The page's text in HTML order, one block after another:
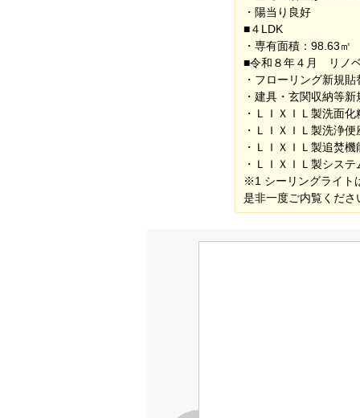
・陽当り良好
■４LDK
・専有面積：98.63㎡
■令和８年４月 リノ
・フローリン
・建具・玄関収納
・ＬＩＸＩＬ製洗
・ＬＩＸＩＬ製洗浄
・ＬＩＸＩＬ製追焚
・ＬＩＸＩＬ製シス
※1 シーリングライ
是非一度ご内覧くださ